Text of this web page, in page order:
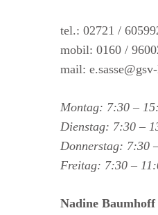
tel.: 02721 /
mobil: 0160 /
mail:
Montag: 7:30 –
Dienstag: 7:30 –
Donnerstag: 7:30
Freitag: 7:30 –
Nadine Baumhoff